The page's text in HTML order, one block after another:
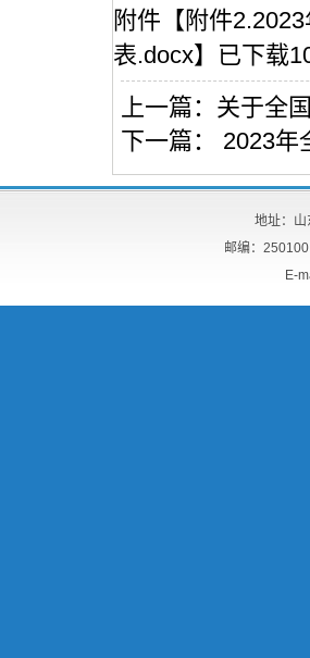
附件【附件
表.docx】已下载
上一篇： 关于全
下一篇： 2023年
地址：
邮编：
E-